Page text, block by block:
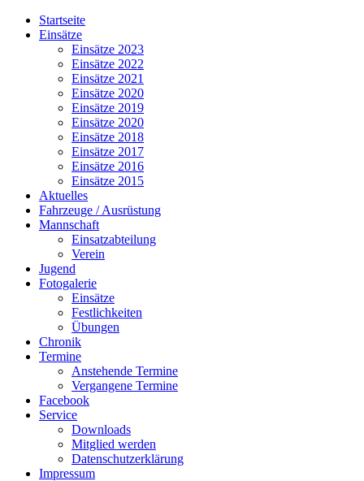
Startseite
Einsätze
Einsätze 2023
Einsätze 2022
Einsätze 2021
Einsätze 2020
Einsätze 2019
Einsätze 2020
Einsätze 2018
Einsätze 2017
Einsätze 2016
Einsätze 2015
Aktuelles
Fahrzeuge / Ausrüstung
Mannschaft
Einsatzabteilung
Verein
Jugend
Fotogalerie
Einsätze
Festlichkeiten
Übungen
Chronik
Termine
Anstehende Termine
Vergangene Termine
Facebook
Service
Downloads
Mitglied werden
Datenschutzerklärung
Impressum